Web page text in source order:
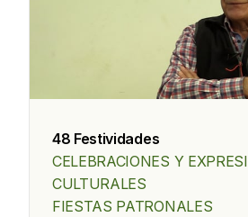
48 Festividades
CELEBRACIONES Y
CULTURALES
FIESTAS PATRONALES